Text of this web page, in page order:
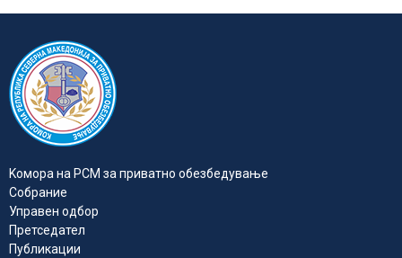
Kомора на РСМ за приватно обезбедувањe
Собрание
Управен одбор
Претседател
Публикации